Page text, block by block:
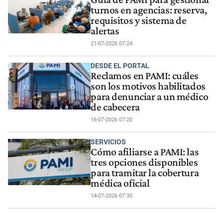
turnos en agencias: reserva,
requisitos y sistema de
alertas
21-07-2026 07:24
DESDE EL PORTAL
Reclamos en PAMI: cuáles
son los motivos habilitados
para denunciar a un médico
de cabecera
16-07-2026 07:20
SERVICIOS
Cómo afiliarse a PAMI: las
tres opciones disponibles
para tramitar la cobertura
médica oficial
14-07-2026 07:30